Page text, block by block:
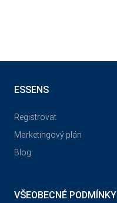
ESSENS
Registrovat
Marketingový plán
Blog
VŠEOBECNÉ PODMÍNKY